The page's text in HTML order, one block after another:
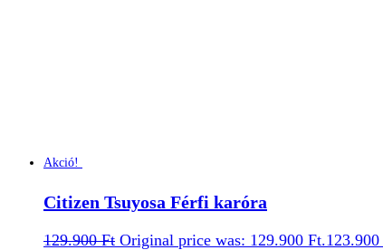
Akció!
Citizen Tsuyosa Férfi karóra
129.900Ft Original price was: 129.900 Ft.123.900